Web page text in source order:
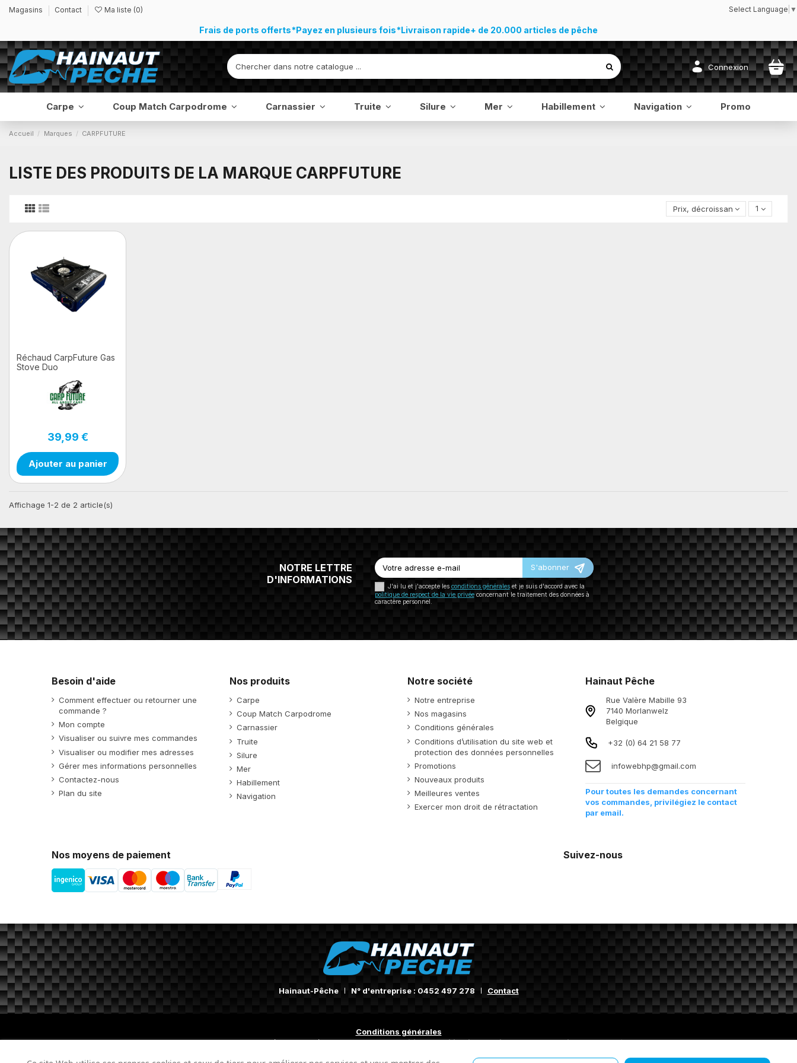
Magasins Contact Ma liste (0) Select Language ▼
Frais de ports offerts*Payez en plusieurs fois*Livraison rapide+ de 20.000 articles de pêche
Connexion
Carpe Coup Match Carpodrome Carnassier Truite Silure Mer Habillement Navigation Promo
Accueil Marques CARPFUTURE
LISTE DES PRODUITS DE LA MARQUE CARPFUTURE
Prix, décroissant 1
Réchaud CarpFuture Gas
Stove Duo
39,99 €
Ajouter au panier
Affichage 1-2 de 2 article(s)
NOTRE LETTRE
D'INFORMATIONS
S'abonner
J'ai lu et j'accepte les conditions généraleset je suis d'accord avec la
politique de respect de la vie privéeconcernant le traitement des données à
caractère personnel.
Besoin d'aide
Comment effectuer ou retourner une
commande ?
Mon compte
Visualiser ou suivre mes commandes
Visualiser ou modifier mes adresses
Gérer mes informations personnelles
Contactez-nous
Plan du site
Nos produits
Carpe
Coup Match Carpodrome
Carnassier
Truite
Silure
Mer
Habillement
Navigation
Notre société
Notre entreprise
Nos magasins
Conditions générales
Conditions d’utilisation du site web et
protection des données personnelles
Promotions
Nouveaux produits
Meilleures ventes
Exercer mon droit de rétractation
Hainaut Pêche
Rue Valère Mabille 93
7140 Morlanwelz
Belgique
+32 (0) 64 21 58 77
infowebhp@gmail.com
Pour toutes les demandes concernant
vos commandes, privilégiez le contact
par email.
Nos moyens de paiement Suivez-nous
Hainaut-Pêche N° d'entreprise : 0452 497 278 Contact
Conditions générales
Ce site internet utilise des cookies pour améliorer l'expérience utilisateur.Conditions d'utilisation du site web et protection des données personnelles